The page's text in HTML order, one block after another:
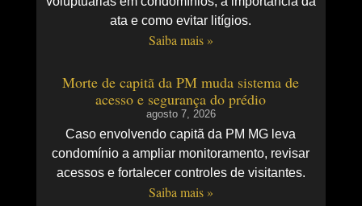
ata e como evitar litígios.
Saiba mais »
Morte de capitã da PM muda sistema de
acesso e segurança do prédio
agosto 7, 2026
Caso envolvendo capitã da PM MG leva
condomínio a ampliar monitoramento, revisar
acessos e fortalecer controles de visitantes.
Saiba mais »